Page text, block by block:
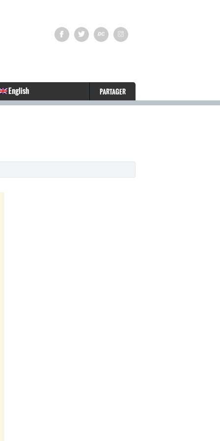
English PARTAGER